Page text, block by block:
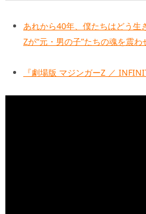
あれから40年、僕たちはどう生
Zが“元・男の子”たちの魂を震
『劇場版 マジンガーZ ／